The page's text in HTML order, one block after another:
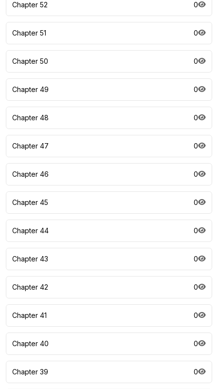
Chapter 52 0
Chapter 51 0
Chapter 50 0
Chapter 49 0
Chapter 48 0
Chapter 47 0
Chapter 46 0
Chapter 45 0
Chapter 44 0
Chapter 43 0
Chapter 42 0
Chapter 41 0
Chapter 40 0
Chapter 39 0